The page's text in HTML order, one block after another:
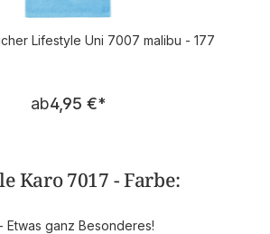
Lifestyle Uni 7007 malibu - 177
Regulärer Preis:
ab4,95 €*
Karo 7017 - Farbe:
Etwas ganz Besonderes!